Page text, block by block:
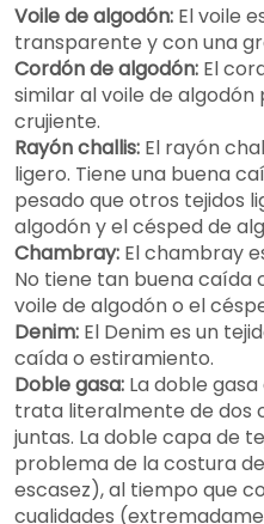
Voile de algodón: El voile
transparente y con una
Cordón de algodón: El
similar al voile de
crujiente.
Rayón challis: El rayón
ligero. Tiene una buena
pesado que otros tejidos
algodón y el césped de
Chambray: El chambray
No tiene tan buena caída
voile de algodón o el
Denim: El Denim es un
caída o estiramiento.
Doble gasa: La doble
trata literalmente de dos
juntas. La doble capa de
problema de la costura
escasez), al tiempo que
cualidades